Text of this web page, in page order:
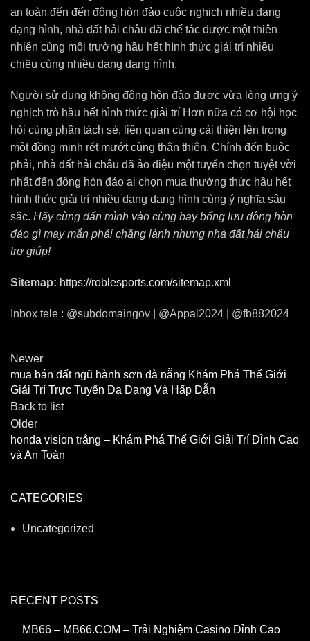
an toàn đến đến đông hòn đảo cuộc nghịch nhiều dạng
dạng hình, nhà đất hải châu đã chế tác được một thiên
nhiên cùng môi trường hầu hết hình thức giải trí nhiều
chiều cùng nhiều dạng dạng hình.
Người sử dụng không đông hòn đảo được vừa lòng ưng ý
nghịch trò hầu hết hình thức giải trí Hơn nữa có cơ hội học
hỏi cùng phân tách sẻ, liên quan cùng cải thiện lên trong
một đồng minh rét mướt cùng thân thiện. Chính đến buộc
phải, nhà đất hải châu đã ảo diệu một tuyển chọn tuyệt vời
nhất đến đông hòn đảo ai chọn mua thưởng thức hầu hết
hình thức giải trí nhiều dạng dạng hình cùng ý nghĩa sâu
sắc. Hãy cùng dấn mình vào cùng bay bổng lưu đông hòn
đảo gì may mắn phải chăng lành nhưng nhà đất hải châu
trợ giúp!
Sitemap: https://roblesports.com/sitemap.xml
Inbox tele : @subdomaingov | @Appal2024 | @fb882024
Newer
mua bán đất ngũ hành sơn đà nẵng Khám Phá Thế Giới
Giải Trí Trực Tuyến Đa Dạng Và Hấp Dẫn
Back to list
Older
honda vision trắng – Khám Phá Thế Giới Giải Trí Đỉnh Cao
và An Toàn
CATEGORIES
Uncategorized
RECENT POSTS
MB66 – MB66.COM – Trải Nghiệm Casino Đỉnh Cao